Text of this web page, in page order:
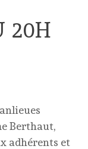
20H
Berthaut,
adhérents et